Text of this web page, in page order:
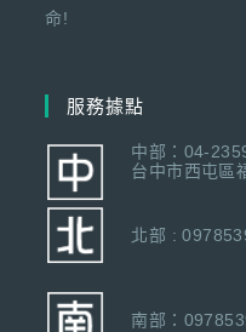
命!
服務據點
中部：04-
台中市西屯區
北部 :
南部：